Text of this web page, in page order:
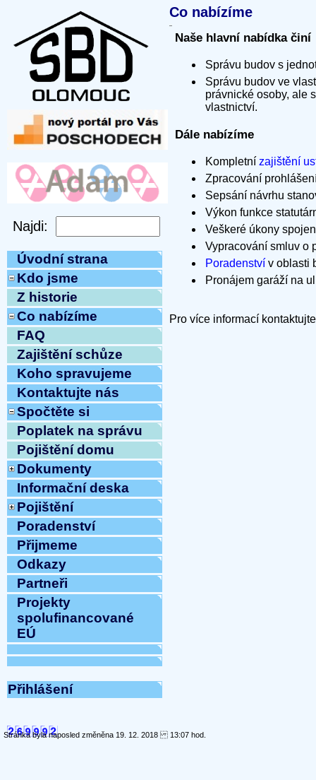
Úvodní strana
Kdo jsme
Z historie
Co nabízíme
FAQ
Zajištění schůze
Koho spravujeme
Kontaktujte nás
Spočtěte si
Poplatek na správu
Pojištění domu
Dokumenty
Informační deska
Pojištění
Poradenství
Přijmeme
Odkazy
Partneři
Projekty
spolufinancované
EÚ
Přihlášení
Co nabízíme
Naše hlavní nabídka činí
Správu budov s
Správu budov ve
právnické osoby, ale
vlastnictví.
Dále nabízíme
Kompletní zajištění
Zpracování
Sepsání návrhu
Výkon funkce
Veškeré úkony
Vypracování smluv o
Poradenství v oblasti
Pronájem garáží na
Pro více informací
Stránka byla naposled změněna 19. 12. 2018 13:07 hod.